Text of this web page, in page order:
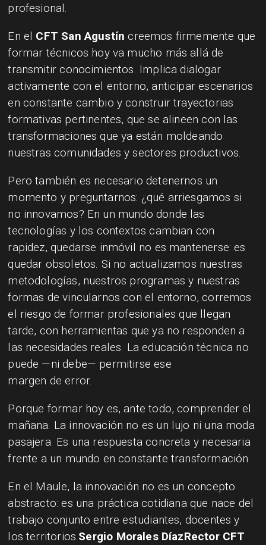
profesional.
En el CFT San Agustín creemos firmemente que
formar técnicos hoy va mucho más allá de
transmitir conocimientos. Implica dialogar
activamente con el entorno, anticipar escenarios
en constante cambio y construir trayectorias
formativas pertinentes, que se alineen con las
transformaciones que ya están moldeando
nuestras comunidades y sectores productivos.
Pero también es necesario detenernos un
momento y preguntarnos: ¿qué arriesgamos si
no innovamos? En un mundo donde las
tecnologías y los contextos cambian con
rapidez, quedarse inmóvil no es mantenerse: es
quedar obsoletos. Si no actualizamos nuestras
metodologías, nuestros programas y nuestras
formas de vincularnos con el entorno, corremos
el riesgo de formar profesionales que llegan
tarde, con herramientas que ya no responden a
las necesidades reales. La educación técnica no
puede —ni debe— permitirse ese
margen de error.
Porque formar hoy es, ante todo, comprender el
mañana. La innovación no es un lujo ni una moda
pasajera. Es una respuesta concreta y necesaria
frente a un mundo en constante transformación.
En el Maule, la innovación no es un concepto
abstracto: es una práctica cotidiana que nace del
trabajo conjunto entre estudiantes, docentes y
los territorios.Sergio Morales DíazRector CFT